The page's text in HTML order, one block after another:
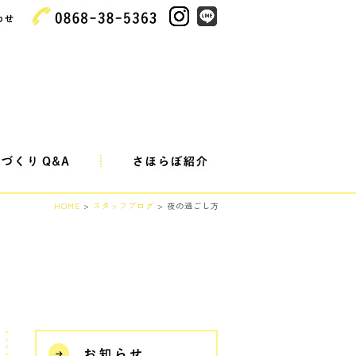
HOME > スタッフブログ > 夜の過ごし方